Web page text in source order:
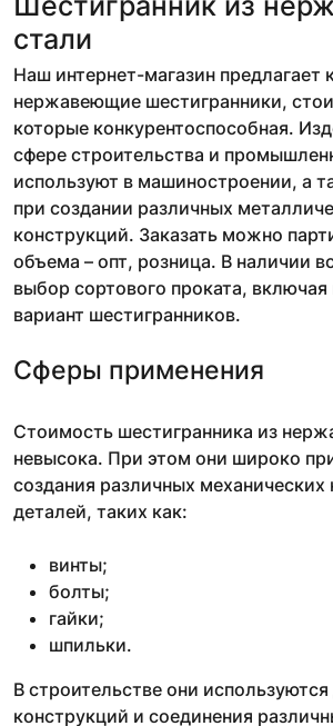
стали
Наш интернет-магазин предлагает
нержавеющие шестигранники,
которые конкурентоспособная.
сфере строительства и
используют в машиностроении, а
при создании различных
конструкций. Заказать можно
объема – опт, розница. В наличии
выбор сортового проката,
вариант шестигранников.
Сферы применения
Стоимость шестигранника из
невысока. При этом они широко
создания различных механических
деталей, таких как:
винты;
болты;
гайки;
шпильки.
В строительстве они
конструкций и соединения